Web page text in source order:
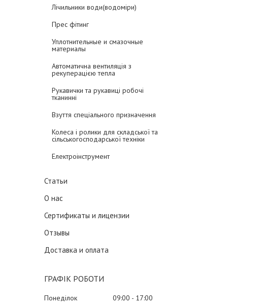
Лічильники води(водоміри)
Прес фітинг
Уплотнительные и смазочные
материалы
Автоматична вентиляція з
рекуперацією тепла
Рукавички та рукавиці робочі
тканинні
Взуття спеціального призначення
Колеса і ролики для складської та
сільськогосподарської техніки
Електроінструмент
Статьи
О нас
Сертификаты и лицензии
Отзывы
Доставка и оплата
ГРАФІК РОБОТИ
Понеділок 09:00
17:00